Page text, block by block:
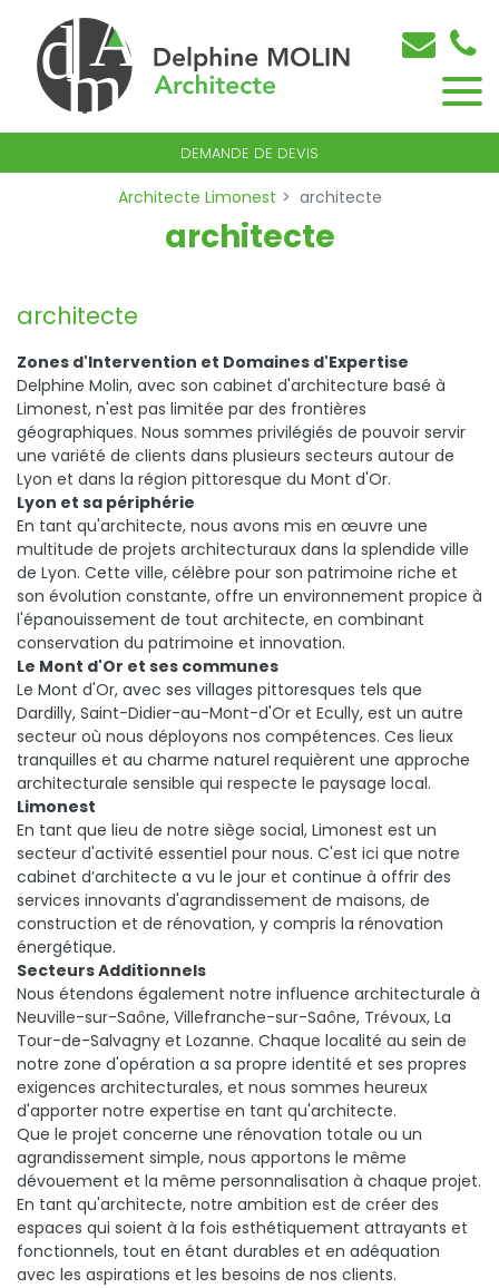
DEMANDE DE DEVIS
Architecte Limonest architecte
architecte
architecte
Zones d'Intervention et Domaines d'Expertise
Delphine Molin, avec son cabinet d'architecture basé à
Limonest, n'est pas limitée par des frontières
géographiques. Nous sommes privilégiés de pouvoir servir
une variété de clients dans plusieurs secteurs autour de
Lyon et dans la région pittoresque du Mont d'Or.
Lyon et sa périphérie
En tant qu'architecte, nous avons mis en œuvre une
multitude de projets architecturaux dans la splendide ville
de Lyon. Cette ville, célèbre pour son patrimoine riche et
son évolution constante, offre un environnement propice à
l'épanouissement de tout architecte, en combinant
conservation du patrimoine et innovation.
Le Mont d'Or et ses communes
Le Mont d'Or, avec ses villages pittoresques tels que
Dardilly, Saint-Didier-au-Mont-d'Or et Ecully, est un autre
secteur où nous déployons nos compétences. Ces lieux
tranquilles et au charme naturel requièrent une approche
architecturale sensible qui respecte le paysage local.
Limonest
En tant que lieu de notre siège social, Limonest est un
secteur d'activité essentiel pour nous. C'est ici que notre
cabinet d’architecte a vu le jour et continue à offrir des
services innovants d'agrandissement de maisons, de
construction et de rénovation, y compris la rénovation
énergétique.
Secteurs Additionnels
Nous étendons également notre influence architecturale à
Neuville-sur-Saône, Villefranche-sur-Saône, Trévoux, La
Tour-de-Salvagny et Lozanne. Chaque localité au sein de
notre zone d'opération a sa propre identité et ses propres
exigences architecturales, et nous sommes heureux
d'apporter notre expertise en tant qu'architecte.
Que le projet concerne une rénovation totale ou un
agrandissement simple, nous apportons le même
dévouement et la même personnalisation à chaque projet.
En tant qu'architecte, notre ambition est de créer des
espaces qui soient à la fois esthétiquement attrayants et
fonctionnels, tout en étant durables et en adéquation
avec les aspirations et les besoins de nos clients.